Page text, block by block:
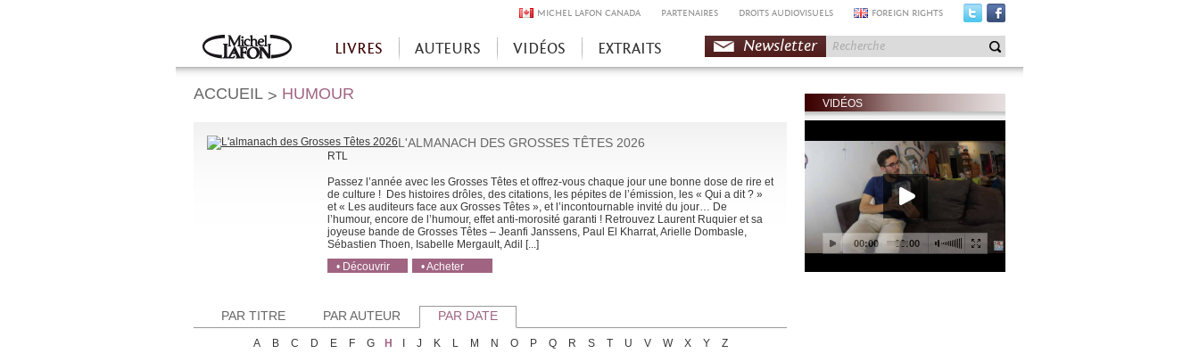
MICHEL LAFON CANADA PARTENAIRES DROITS AUDIOVISUELS FOREIGN RIGHTS
Accueil
LIVRES AUTEURS VIDÉOS EXTRAITS Newsletter
ACCUEIL > HUMOUR
L'ALMANACH DES GROSSES TÊTES 2026
RTL
Passez l’année avec les Grosses Têtes et offrez-vous chaque jour une bonne dose de rire et
de culture ! Des histoires drôles, des citations, les pépites de l’émission, les « Qui a dit ? »
et « Les auditeurs face aux Grosses Têtes », et l’incontournable invité du jour… De
l’humour, encore de l’humour, effet anti-morosité garanti ! Retrouvez Laurent Ruquier et sa
joyeuse bande de Grosses Têtes – Jeanfi Janssens, Paul El Kharrat, Arielle Dombasle,
Sébastien Thoen, Isabelle Mergault, Adil [...]
• Découvrir
• Acheter
PAR TITRE PAR AUTEUR PAR DATE
A B C D E F G H J K L M N O P Q R S T U V W X Y Z
VIDÉOS